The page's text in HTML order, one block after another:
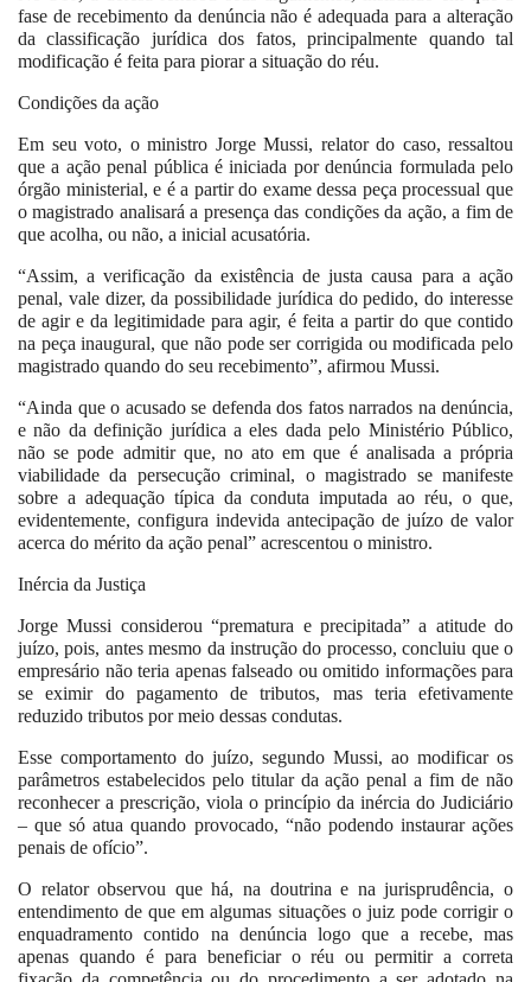
fase de recebimento da denúncia não é adequada para a alteração
da classificação jurídica dos fatos, principalmente quando tal
modificação é feita para piorar a situação do réu.
Condições da ação
Em seu voto, o ministro Jorge Mussi, relator do caso, ressaltou
que a ação penal pública é iniciada por denúncia formulada pelo
órgão ministerial, e é a partir do exame dessa peça processual que
o magistrado analisará a presença das condições da ação, a fim de
que acolha, ou não, a inicial acusatória.
“Assim, a verificação da existência de justa causa para a ação
penal, vale dizer, da possibilidade jurídica do pedido, do interesse
de agir e da legitimidade para agir, é feita a partir do que contido
na peça inaugural, que não pode ser corrigida ou modificada pelo
magistrado quando do seu recebimento”, afirmou Mussi.
“Ainda que o acusado se defenda dos fatos narrados na denúncia,
e não da definição jurídica a eles dada pelo Ministério Público,
não se pode admitir que, no ato em que é analisada a própria
viabilidade da persecução criminal, o magistrado se manifeste
sobre a adequação típica da conduta imputada ao réu, o que,
evidentemente, configura indevida antecipação de juízo de valor
acerca do mérito da ação penal” acrescentou o ministro.
Inércia da Justiça
Jorge Mussi considerou “prematura e precipitada” a atitude do
juízo, pois, antes mesmo da instrução do processo, concluiu que o
empresário não teria apenas falseado ou omitido informações para
se eximir do pagamento de tributos, mas teria efetivamente
reduzido tributos por meio dessas condutas.
Esse comportamento do juízo, segundo Mussi, ao modificar os
parâmetros estabelecidos pelo titular da ação penal a fim de não
reconhecer a prescrição, viola o princípio da inércia do Judiciário
– que só atua quando provocado, “não podendo instaurar ações
penais de ofício”.
O relator observou que há, na doutrina e na jurisprudência, o
entendimento de que em algumas situações o juiz pode corrigir o
enquadramento contido na denúncia logo que a recebe, mas
apenas quando é para beneficiar o réu ou permitir a correta